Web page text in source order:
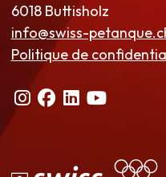
6018 Buttisholz
info@swiss-
Politique de